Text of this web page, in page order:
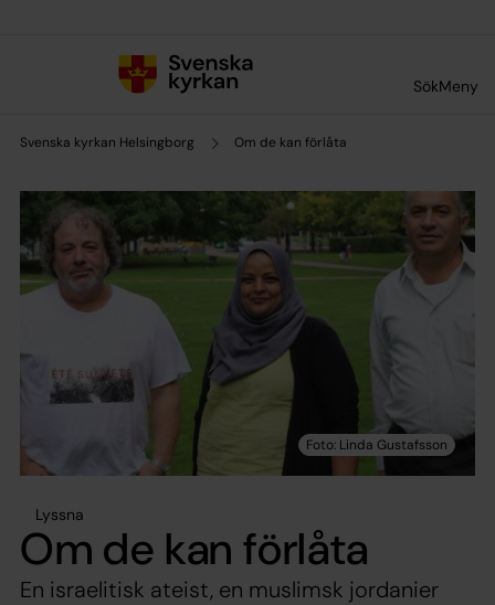
SökMeny
Svenska kyrkan Helsingborg Om de kan förlåta
Lyssna
Om de kan förlåta
En israelitisk ateist, en muslimsk jordanier